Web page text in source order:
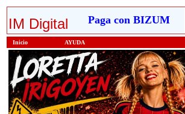
IM Digital Paga con BIZUM
Inicio AYUDA